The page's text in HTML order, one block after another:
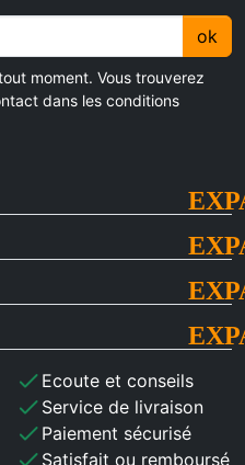
ok
moment. Vous trouverez
dans les conditions
check Ecoute et conseils
check Service de livraison
check Paiement sécurisé
check Satisfait ou remboursé